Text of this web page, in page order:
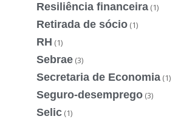
Resiliência financeira (1)
Retirada de sócio (1)
RH (1)
Sebrae (3)
Secretaria de Economia (1)
Seguro-desemprego (3)
Selic (1)